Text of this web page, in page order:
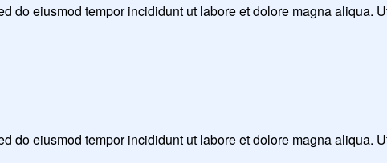
do eiusmod tempor incididunt ut labore et dolore magna aliqua.
do eiusmod tempor incididunt ut labore et dolore magna aliqua.